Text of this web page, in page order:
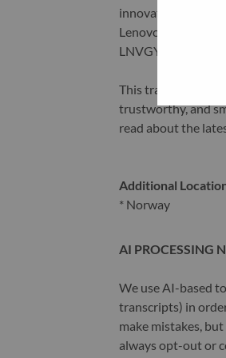
innovation is
Lenovo is listed on
LNVGY).
This
trustworthy, and
read about the
Additional
* Norway
AI PROCESSING
We use AI-based
transcripts) in
make mistakes,
always opt-out or